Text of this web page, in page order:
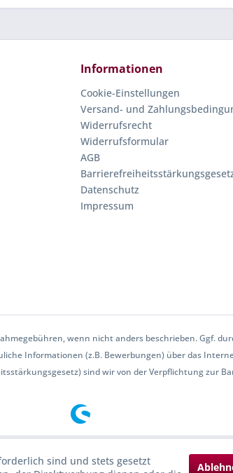
Informationen
Cookie-Einstellungen
Versand- und
Widerrufsrecht
Widerrufsformular
AGB
Barrierefreiheitsstärkungsgesetz
Datenschutz
Impressum
wenn nicht anders beschrieben. Ggf.
Informationen (z.B. Bewerbungen) über das
sind wir von der Verpflichtung zur
sind und stets gesetzt